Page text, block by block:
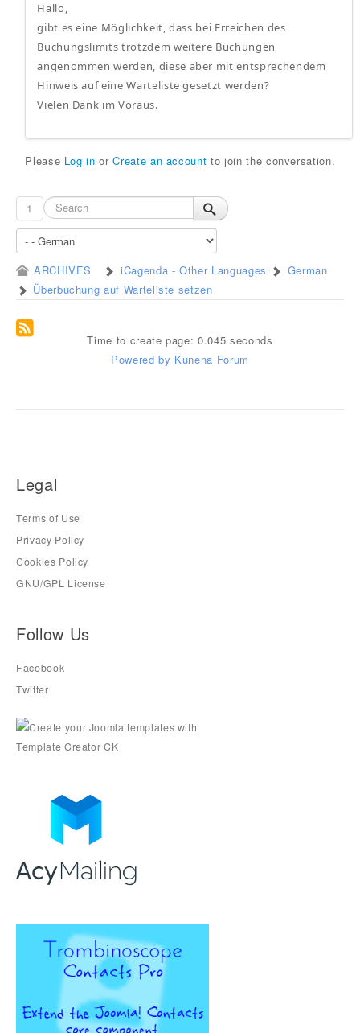
Hallo,
gibt es eine Möglichkeit, dass bei Erreichen des
Buchungslimits trotzdem weitere Buchungen
angenommen werden, diese aber mit entsprechendem
Hinweis auf eine Warteliste gesetzt werden?
Vielen Dank im Voraus.
Please Log in orCreate an account to join the conversation.
1
ARCHIVES iCagenda - Other Languages
German
Überbuchung auf Warteliste setzen
Time to create page: 0.045 seconds
Powered by Kunena Forum
Legal
Terms of Use
Privacy Policy
Cookies Policy
GNU/GPL License
Follow Us
Facebook
Twitter